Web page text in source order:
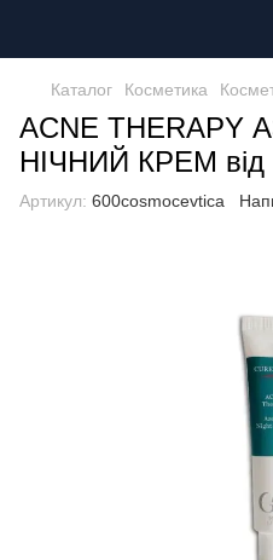
Каталог Косметика
ACNE THERAPY
НІЧНИЙ КРЕМ від
Артикул: 600cosmocevtica